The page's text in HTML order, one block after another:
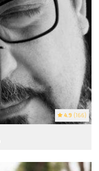
4.9 (166)